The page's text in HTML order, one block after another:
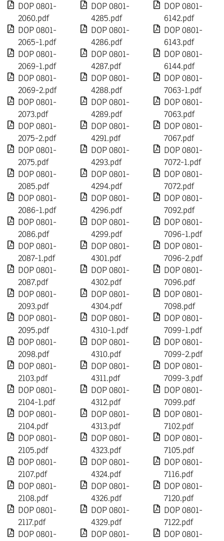
DOP 0801-
2060.pdf
DOP 0801-
2065-1.pdf
DOP 0801-
2069-1.pdf
DOP 0801-
2069-2.pdf
DOP 0801-
2073.pdf
DOP 0801-
2075-2.pdf
DOP 0801-
2075.pdf
DOP 0801-
2085.pdf
DOP 0801-
2086-1.pdf
DOP 0801-
2086.pdf
DOP 0801-
2087-1.pdf
DOP 0801-
2087.pdf
DOP 0801-
2093.pdf
DOP 0801-
2095.pdf
DOP 0801-
2098.pdf
DOP 0801-
2103.pdf
DOP 0801-
2104-1.pdf
DOP 0801-
2104.pdf
DOP 0801-
2105.pdf
DOP 0801-
2107.pdf
DOP 0801-
2108.pdf
DOP 0801-
2117.pdf
DOP 0801-
DOP 0801-
4285.pdf
DOP 0801-
4286.pdf
DOP 0801-
4287.pdf
DOP 0801-
4288.pdf
DOP 0801-
4289.pdf
DOP 0801-
4291.pdf
DOP 0801-
4293.pdf
DOP 0801-
4294.pdf
DOP 0801-
4296.pdf
DOP 0801-
4299.pdf
DOP 0801-
4301.pdf
DOP 0801-
4302.pdf
DOP 0801-
4304.pdf
DOP 0801-
4310-1.pdf
DOP 0801-
4310.pdf
DOP 0801-
4311.pdf
DOP 0801-
4312.pdf
DOP 0801-
4313.pdf
DOP 0801-
4323.pdf
DOP 0801-
4324.pdf
DOP 0801-
4326.pdf
DOP 0801-
4329.pdf
DOP 0801-
DOP 0801-
6142.pdf
DOP 0801-
6143.pdf
DOP 0801-
6144.pdf
DOP 0801-
7063-1.pdf
DOP 0801-
7063.pdf
DOP 0801-
7067.pdf
DOP 0801-
7072-1.pdf
DOP 0801-
7072.pdf
DOP 0801-
7092.pdf
DOP 0801-
7096-1.pdf
DOP 0801-
7096-2.pdf
DOP 0801-
7096.pdf
DOP 0801-
7098.pdf
DOP 0801-
7099-1.pdf
DOP 0801-
7099-2.pdf
DOP 0801-
7099-3.pdf
DOP 0801-
7099.pdf
DOP 0801-
7102.pdf
DOP 0801-
7105.pdf
DOP 0801-
7116.pdf
DOP 0801-
7120.pdf
DOP 0801-
7122.pdf
DOP 0801-